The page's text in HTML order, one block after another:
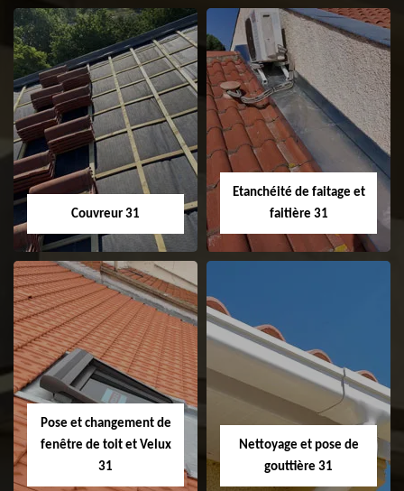
Couvreur 31
Couvreur 31
Etanchéité de faitage et
faitière 31
Etanchéité de
faitage et faitière
31
Pose et changement de
fenêtre de toit et Velux
31
Nettoyage et pose de
gouttière 31